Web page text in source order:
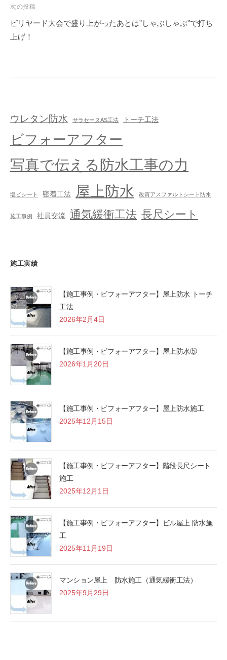
次の投稿
ビリヤード大会で盛り上がったあとは”しゃぶしゃぶ”で打ち
上げ！
ウレタン防水 サラセーヌAS工法 トーチ工法
ビフォーアフター
写真で伝える防水工事の力
塩ビシート 密着工法 屋上防水 改質アスファルトシート防水
施工事例 社員交流 通気緩衝工法 長尺シート
施工実績
【施工事例・ビフォーアフター】屋上防水 トーチ
工法
2026年2月4日
【施工事例・ビフォーアフター】屋上防水⑤
2026年1月20日
【施工事例・ビフォーアフター】屋上防水施工
2025年12月15日
【施工事例・ビフォーアフター】階段長尺シート
施工
2025年12月1日
【施工事例・ビフォーアフター】ビル屋上 防水施
工
2025年11月19日
マンション屋上 防水施工（通気緩衝工法）
2025年9月29日